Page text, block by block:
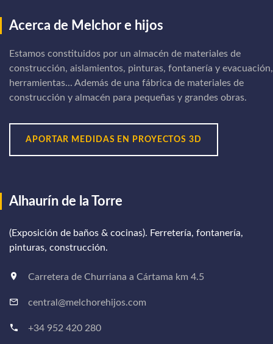
Acerca de Melchor e hijos
Estamos constituidos por un almacén de materiales de
construcción, aislamientos, pinturas, fontanería y evacuación,
herramientas... Además de una fábrica de materiales de
construcción y almacén para pequeñas y grandes obras.
APORTAR MEDIDAS EN PROYECTOS 3D
Alhaurín de la Torre
(Exposición de baños & cocinas). Ferretería, fontanería,
pinturas, construcción.
Carretera de Churriana a Cártama km 4.5
central@melchorehijos.com
+34 952 420 280